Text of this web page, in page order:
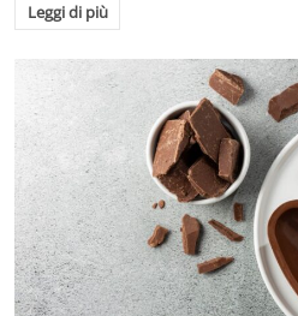
Leggi di più